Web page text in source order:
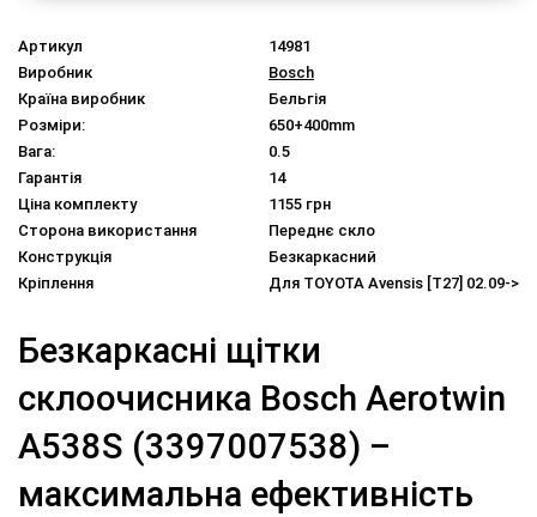
Артикул
14981
Виробник
Bosch
Країна виробник
Бельгія
Розміри:
650+400mm
Вага:
0.5
Гарантія
14
Ціна комплекту
1155 грн
Сторона використання
Переднє скло
Конструкція
Безкаркасний
Кріплення
Для TOYOTA Avensis [T27] 02.09->
Безкаркасні щітки
склоочисника Bosch Aerotwin
A538S (3397007538) –
максимальна ефективність